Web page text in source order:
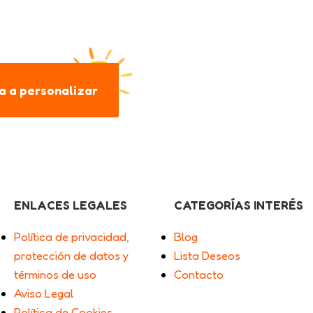
a personalizar
ENLACES LEGALES
Política de privacidad,
protección de datos y
términos de uso
Aviso Legal
CATEGORÍAS INTERÉS
Blog
Lista Deseos
Contacto